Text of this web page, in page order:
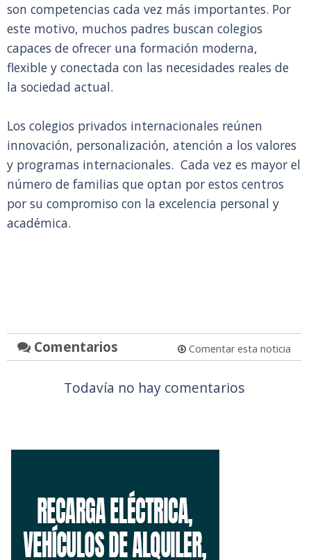
son competencias cada vez más importantes. Por
este motivo, muchos padres buscan colegios
capaces de ofrecer una formación moderna,
flexible y conectada con las necesidades reales de
la sociedad actual.
Los colegios privados internacionales reúnen
innovación, personalización, atención a los valores
y programas internacionales. Cada vez es mayor el
número de familias que optan por estos centros
por su compromiso con la excelencia personal y
académica.
Comentarios Comentar esta noticia
Todavía no hay comentarios